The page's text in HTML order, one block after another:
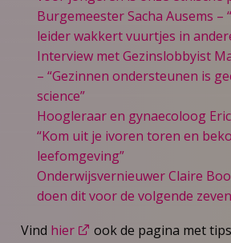
Burgemeester Sacha Ausems –
leider wakkert vuurtjes in
Interview met Gezinslobbyist
– “Gezinnen ondersteunen is
science”
Hoogleraar en gynaecoloog
“Kom uit je ivoren toren en
leefomgeving”
Onderwijsvernieuwer Claire
doen dit voor de volgende
Vind hier
ook de pagina met